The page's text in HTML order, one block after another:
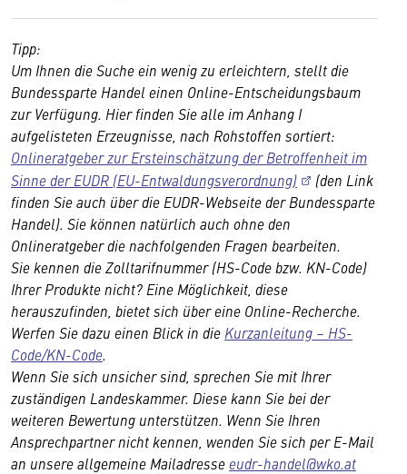
Tipp:
Um Ihnen die Suche ein wenig zu erleichtern, stellt die
Bundessparte Handel einen Online-Entscheidungsbaum
zur Verfügung. Hier finden Sie alle im Anhang I
aufgelisteten Erzeugnisse, nach Rohstoffen sortiert:
Onlineratgeber zur Ersteinschätzung der Betroffenheit im
Sinne der EUDR (EU-Entwaldungsverordnung)
(den Link
finden Sie auch über die EUDR-Webseite der Bundessparte
Handel). Sie können natürlich auch ohne den
Onlineratgeber die nachfolgenden Fragen bearbeiten.
Sie kennen die Zolltarifnummer (HS-Code bzw. KN-Code)
Ihrer Produkte nicht? Eine Möglichkeit, diese
herauszufinden, bietet sich über eine Online-Recherche.
Werfen Sie dazu einen Blick in die Kurzanleitung – HS-
Code/KN-Code.
Wenn Sie sich unsicher sind, sprechen Sie mit Ihrer
zuständigen Landeskammer. Diese kann Sie bei der
weiteren Bewertung unterstützen. Wenn Sie Ihren
Ansprechpartner nicht kennen, wenden Sie sich per E-Mail
an unsere allgemeine Mailadresseeudr-handel@wko.at